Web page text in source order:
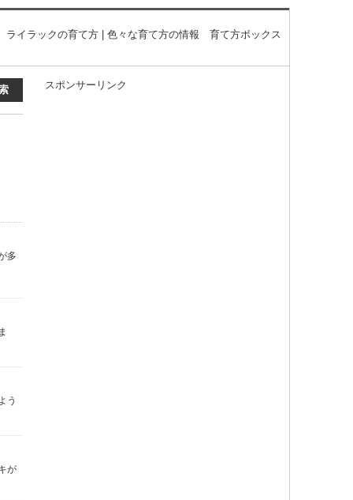
ライラックの育て方 | 色々な育て方の情報 育て方ボックス
多
う
が
スポンサーリンク